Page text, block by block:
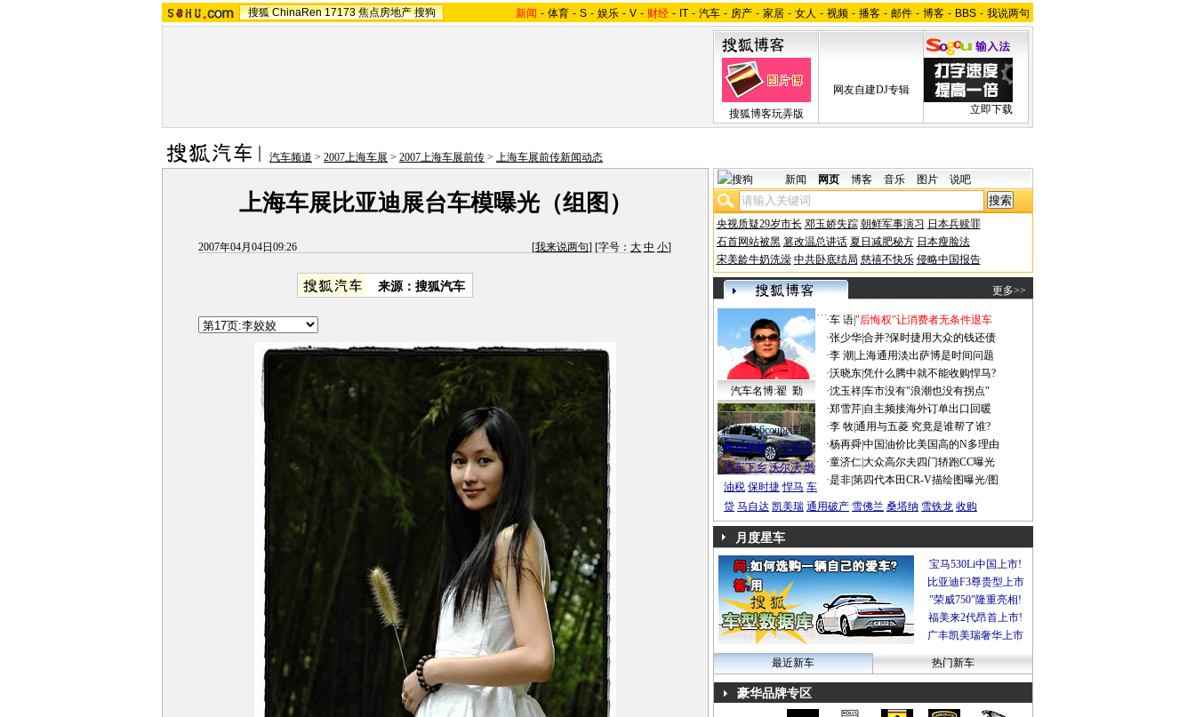
搜狐 ChinaRen 17173 焦点房地产 搜狗 新闻 - 体育 - S - 娱乐 - V - 财经 - IT - 汽车 - 房产 - 家居 - 女人 - 视频 - 播客 - 邮件 - 博客 - BBS - 我说两句
搜狐博客玩弄版
网友自建DJ专辑
立即下载
汽车频道 > 2007上海车展 > 2007上海车展前传 > 上海车展前传新闻动态
上海车展比亚迪展台车模曝光（组图）
2007年04月04日09:26 [我来说两句] [字号： 大 中 小]
来源：搜狐汽车
新闻 网页 博客 音乐 图片 说吧
央视质疑29岁市长 邓玉娇失踪 朝鲜军事演习 日本兵赎罪
石首网站被黑 篡改温总讲话 夏日减肥秘方 日本瘦脸法
宋美龄牛奶洗澡 中共卧底结局 慈禧不快乐 侵略中国报告
更多>>
汽车名博:翟 勤
帕萨特b6coupe谍照
·车 语|"后悔权"让消费者无条件退车
·张少华|合并?保时捷用大众的钱还债
·李 潮 上海通用淡出萨博是时间问题
·沃晓东|凭什么腾中就不能收购悍马?
·沈玉祥|车市没有"浪潮也没有拐点"
·郑雪芹| 自主频接海外订单出口回暖
·李 牧|通用与五菱 究竟是谁帮了谁?
·杨再舜|中国油价比美国高的N多理由
·童济仁|大众高尔夫四门轿跑CC曝光
·是非|第四代本田CR-V描绘图曝光/图
热点标签： 车船税
汽车下乡 沃尔沃 燃
油税 保时捷 悍马 车
贷 马自达 凯美瑞 通用破产 雪佛兰 桑塔纳 雪铁龙 收购
月度星车
宝马530Li中国上市!
比亚迪F3尊贵型上市
"荣威750"隆重亮相!
福美来2代昂首上市!
广丰凯美瑞奢华上市
最近新车 热门新车
豪华品牌专区